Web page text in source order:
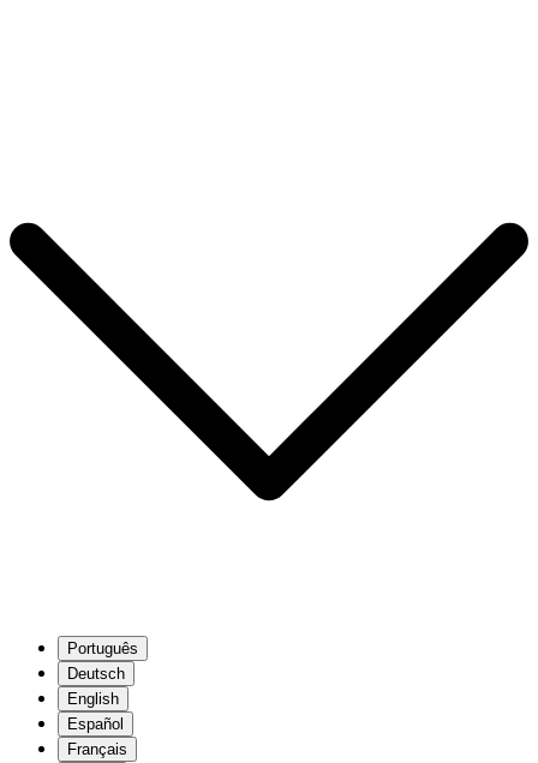
Português
Deutsch
English
Español
Français